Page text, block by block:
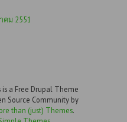
ม 2551
a Free Drupal Theme
Source Community by
than (just) Themes.